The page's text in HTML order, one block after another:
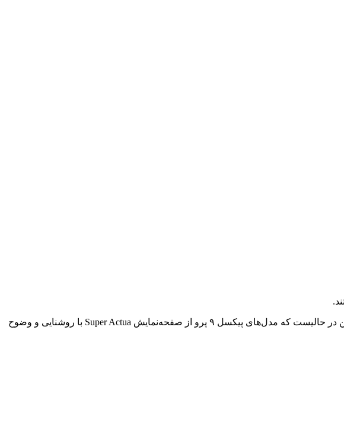
پیکسل ۹ از یک صفحه‌نمایش Actua با قطر ۶.۳ اینچ بهره می‌برد که توسط گوریلا گلس ویکتوس ۲ محافظت می‌شود. این در حالیست که مدل‌های پیکسل ۹ پرو از صفحه‌نمایش Super Actua با روشنایی و وضوح